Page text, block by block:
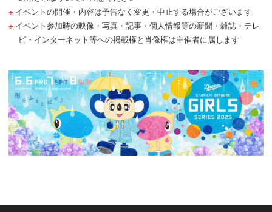
イベントの開催・内容は予告なく変更・中止する場合がございます
イベント参加時の映像・写真・記事・個人情報等の新聞・雑誌・テレ
ビ・インターネット等への掲載権と肖像権は主催者に属します